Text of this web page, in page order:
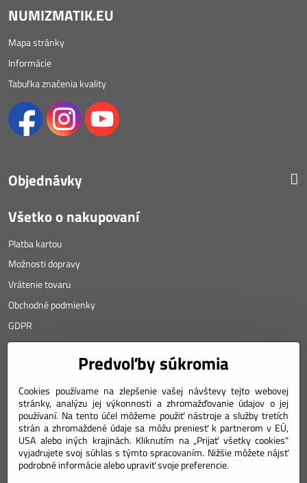
NUMIZMATIK.EU
Mapa stránky
Informácie
Tabuľka značenia kvality
Objednávky
Všetko o nakupovaní
Platba kartou
Možnosti dopravy
Vrátenie tovaru
Obchodné podmienky
GDPR
Angyalova 461/75
967 01 Kremnica
SLOVAKIA
Mobil: +421 911 633 688
e-mail: weiss(@)numizmatik.eu
Predvoľby súkromia
Cookies používame na zlepšenie vašej návštevy tejto webovej
stránky, analýzu jej výkonnosti a zhromažďovanie údajov o jej
používaní. Na tento účel môžeme použiť nástroje a služby tretích
strán a zhromaždené údaje sa môžu preniesť k partnerom v EÚ,
USA alebo iných krajinách. Kliknutím na „Prijať všetky cookies"
vyjadrujete svoj súhlas s týmto spracovaním. Nižšie môžete nájsť
podrobné informácie alebo upraviť svoje preferencie.